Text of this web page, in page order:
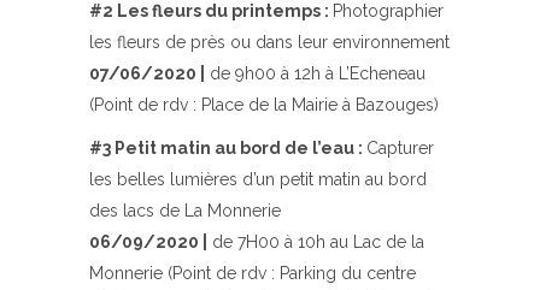
#2 Les fleurs du printemps : Photographier
les fleurs de près ou dans leur environnement
07/06/2020 |
de 9h00 à 12h à L’Echeneau
(Point de rdv : Place de la Mairie à Bazouges)
#3 Petit matin au bord de l’eau : Capturer
les belles lumières d’un petit matin au bord
des lacs de La Monnerie
06/09/2020 |
de 7H00 à 10h au Lac de la
Monnerie (Point de rdv : Parking du centre